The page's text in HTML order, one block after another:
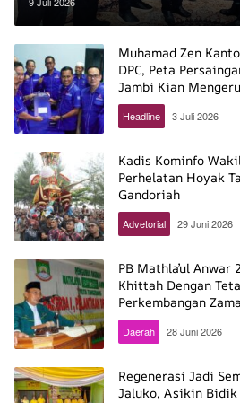
Muhamad Zen
DPC, Peta
Jambi Kian
Headline 3 Juli 2026
Kadis Kominfo
Perhelatan Hoyak
Gandoriah
Advetorial 29 Juni 2026
PB Mathla’ul Anwar
Khittah Dengan
Perkembangan
Daerah 28 Juni 2026
Regenerasi Jadi
Jaluko, Asikin Bidik